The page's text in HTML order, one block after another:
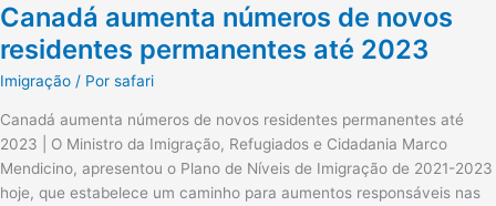
Canadá aumenta números de novos
residentes permanentes até 2023
Imigração / Por safari
Canadá aumenta números de novos residentes permanentes até
2023 | O Ministro da Imigração, Refugiados e Cidadania Marco
Mendicino, apresentou o Plano de Níveis de Imigração de 2021-2023
hoje, que estabelece um caminho para aumentos responsáveis ​​nas